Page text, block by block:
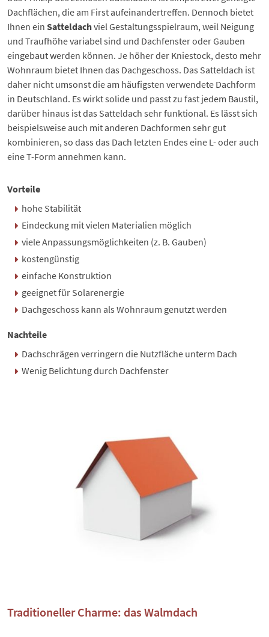
Dachflächen, die am First aufeinandertreffen. Dennoch bietet
Ihnen ein Satteldachviel Gestaltungsspielraum, weil Neigung
und Traufhöhe variabel sind und Dachfenster oder Gauben
eingebaut werden können. Je höher der Kniestock, desto mehr
Wohnraum bietet Ihnen das Dachgeschoss. Das Satteldach ist
daher nicht umsonst die am häufigsten verwendete Dachform
in Deutschland. Es wirkt solide und passt zu fast jedem Baustil,
darüber hinaus ist das Satteldach sehr funktional. Es lässt sich
beispielsweise auch mit anderen Dachformen sehr gut
kombinieren, so dass das Dach letzten Endes eine L- oder auch
eine T-Form annehmen kann.
Vorteile
hohe Stabilität
Eindeckung mit vielen Materialien möglich
viele Anpassungsmöglichkeiten (z. B. Gauben)
kostengünstig
einfache Konstruktion
geeignet für Solarenergie
Dachgeschoss kann als Wohnraum genutzt werden
Nachteile
Dachschrägen verringern die Nutzfläche unterm Dach
Wenig Belichtung durch Dachfenster
Traditioneller Charme: das Walmdach